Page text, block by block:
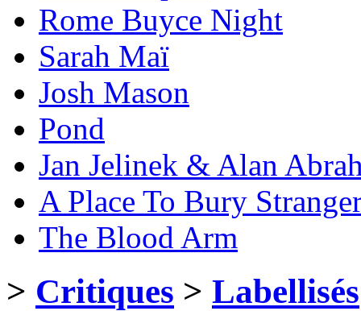
Rome Buyce Night
Sarah Maï
Josh Mason
Pond
Jan Jelinek & Alan
A Place To Bury
The Blood Arm
> Critiques > Labellisés